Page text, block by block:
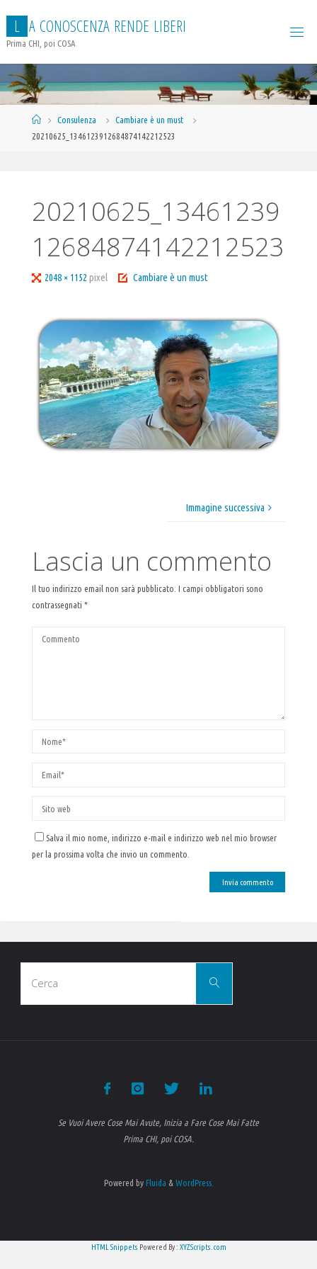
contenuto
L A CONOSCENZA RENDE LIBERI
Prima CHI, poi COSA
HomeConsulenza
Cambiare è un must
20210625_1346123912684874142212523
20210625_13461239
12684874142212523
Tutta2048 × 1152pixel Cambiare è un must
Immagine successiva
Lascia un commento
Il tuo indirizzo email non sarà pubblicato. I campi obbligatori sono
contrassegnati *
Salva il mio nome, indirizzo e-mail e indirizzo web nel mio browser
per la prossima volta che invio un commento.
Cerca
Se Vuoi Avere Cose Mai Avute, Inizia a Fare Cose Mai Fatte
Prima CHI, poi COSA.
Powered byFluida & WordPress.
HTML Snippets Powered By : XYZScripts.com